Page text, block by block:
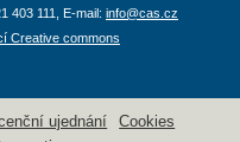
403 111, E-mail: info@cas.cz
Creative commons
ujednání
Cookies